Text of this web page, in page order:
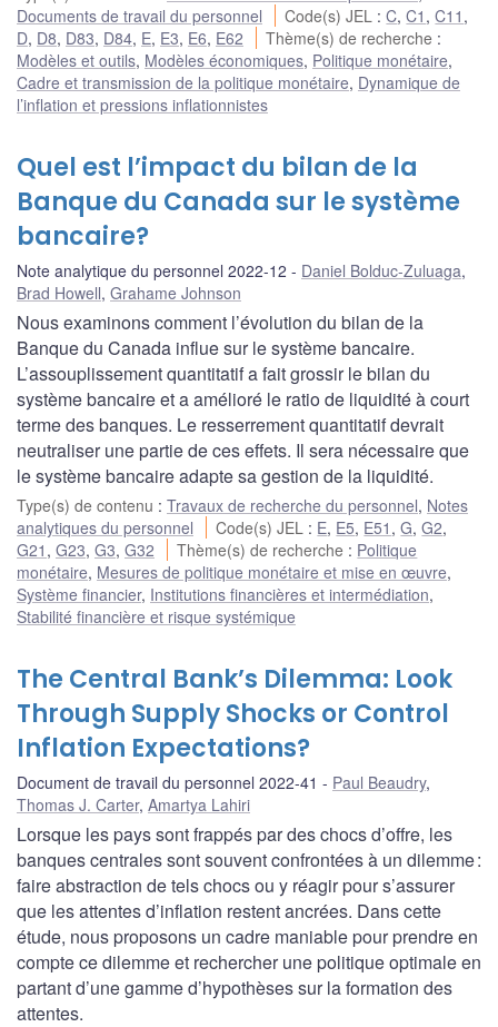
Documents de travail du personnel
Code(s) JEL :C,C1 ,C11 ,
D, D8, D83, D84, E, E3, E6, E62 Thème(s) de recherche :
Modèles et outils, Modèles économiques, Politique monétaire,
Cadre et transmission de la politique monétaire, Dynamique de
l’inflation et pressions inflationnistes
Quel est l’impact du bilan de la
Banque du Canada sur le système
bancaire?
Note analytique du personnel 2022-12 Daniel Bolduc-Zuluaga,
Brad Howell, Grahame Johnson
Nous examinons comment l’évolution du bilan de la
Banque du Canada influe sur le système bancaire.
L’assouplissement quantitatif a fait grossir le bilan du
système bancaire et a amélioré le ratio de liquidité à court
terme des banques. Le resserrement quantitatif devrait
neutraliser une partie de ces effets. Il sera nécessaire que
le système bancaire adapte sa gestion de la liquidité.
Type(s) de contenu : Travaux de recherche du personnel, Notes
analytiques du personnel
Code(s) JEL : E, E5, E51 ,G,G2,
G21 , G23, G3, G32 Thème(s) de recherche : Politique
monétaire, Mesures de politique monétaire et mise en œuvre,
Système financier, Institutions financières et intermédiation,
Stabilité financière et risque systémique
The Central Bank’s Dilemma: Look
Through Supply Shocks or Control
Inflation Expectations?
Document de travail du personnel 2022-41 Paul Beaudry,
Thomas J. Carter, Amartya Lahiri
Lorsque les pays sont frappés par des chocs d’offre, les
banques centrales sont souvent confrontées à un dilemme :
faire abstraction de tels chocs ou y réagir pour s’assurer
que les attentes d’inflation restent ancrées. Dans cette
étude, nous proposons un cadre maniable pour prendre en
compte ce dilemme et rechercher une politique optimale en
partant d’une gamme d’hypothèses sur la formation des
attentes.